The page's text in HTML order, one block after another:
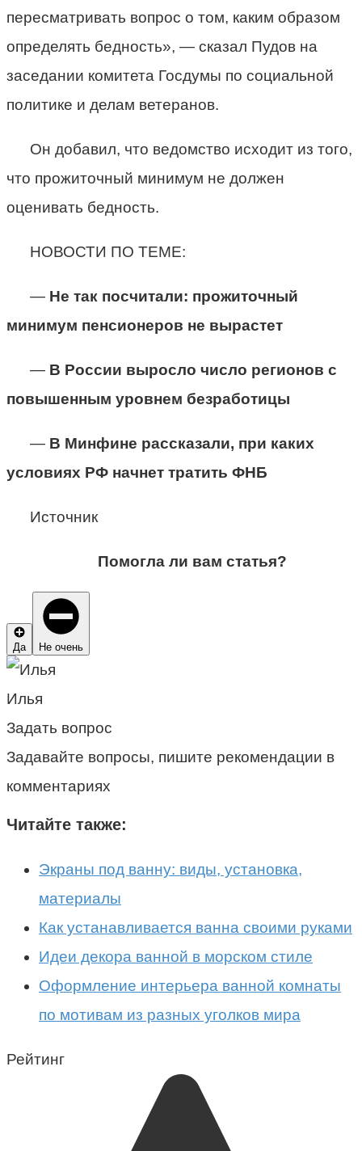
пересматривать вопрос о том, каким образом
определять бедность», — сказал Пудов на
заседании комитета Госдумы по социальной
политике и делам ветеранов.
Он добавил, что ведомство исходит из того,
что прожиточный минимум не должен
оценивать бедность.
НОВОСТИ ПО ТЕМЕ:
— Не так посчитали: прожиточный
минимум пенсионеров не вырастет
— В России выросло число регионов с
повышенным уровнем безработицы
— В Минфине рассказали, при каких
условиях РФ начнет тратить ФНБ
Источник
Помогла ли вам статья?
Да Не очень
Илья
Задать вопрос
Задавайте вопросы, пишите рекомендации в
комментариях
Читайте также:
Экраны под ванну: виды, установка,
материалы
Как устанавливается ванна своими руками
Идеи декора ванной в морском стиле
Оформление интерьера ванной комнаты
по мотивам из разных уголков мира
Рейтинг